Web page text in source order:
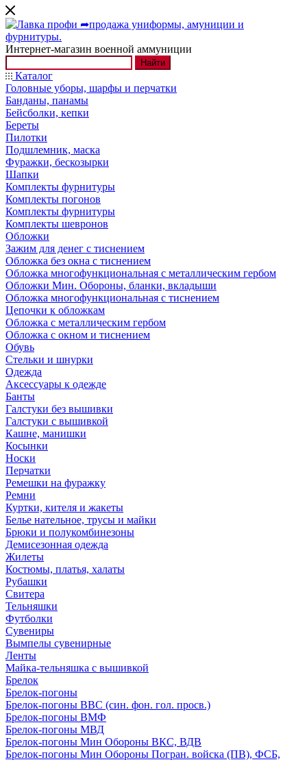
Интернет-магазин военной аммуниции
Найти
Каталог
Головные уборы, шарфы и перчатки
Банданы, панамы
Бейсболки, кепки
Береты
Пилотки
Подшлемник, маска
Фуражки, бескозырки
Шапки
Комплекты фурнитуры
Комплекты погонов
Комплекты фурнитуры
Комплекты шевронов
Обложки
Зажим для денег с тиснением
Обложка без окна с тиснением
Обложка многофункциональная с металлическим гербом
Обложки Мин. Обороны, бланки, вкладыши
Обложка многофункциональная с тиснением
Цепочки к обложкам
Обложка с металлическим гербом
Обложка с окном и тиснением
Обувь
Стельки и шнурки
Одежда
Аксессуары к одежде
Банты
Галстуки без вышивки
Галстуки с вышивкой
Кашне, манишки
Косынки
Носки
Перчатки
Ремешки на фуражку
Ремни
Куртки, кителя и жакеты
Белье нательное, трусы и майки
Брюки и полукомбинезоны
Демисезонная одежда
Жилеты
Костюмы, платья, халаты
Рубашки
Свитера
Тельняшки
Футболки
Сувениры
Вымпелы сувенирные
Ленты
Майка-тельняшка с вышивкой
Брелок
Брелок-погоны
Брелок-погоны ВВС (син. фон. гол. просв.)
Брелок-погоны ВМФ
Брелок-погоны МВД
Брелок-погоны Мин Обороны ВКС, ВДВ
Брелок-погоны Мин Обороны Погран. войска (ПВ), ФСБ,